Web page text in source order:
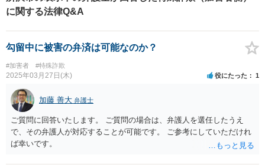
な状態に置かれるため、弁護人との密なコミュニケーションは不可欠です。
接見にも労を惜しまず頻繁に訪れるようにしました。その際に、執行猶予後
が認められ、執行猶予も獲得できました。現在は、新しい職に就き新生活を
営まれています。 【コメント】 刑事弁護では、弁護人が労を惜しまず対処す
ることがその後の結果において非常に重要です。例えば、被害者にどれだけ
真摯に対応したか、本人にどれだけ反省を促したか、本人にどれだけ今後の
生活を具体的にイメージさせたか、どれだけ周囲の人間を説得したかが、保
を惜しまずに、過ちを犯してしまった方の再スタートを全力をあげて応援し
たいと考えています。
に関する法律Q&A
勾留中に被害の弁済は可能なのか？
#加害者 #特殊詐欺
2025年03月27日(木) 役にたった 1
加藤 善大 弁護士
ご質問に回答いたします。 ご質問の場合は、弁護人を選任したうえ
で、その弁護人が対応することが可能です。 ご参考にしていただけれ
ば幸いです。